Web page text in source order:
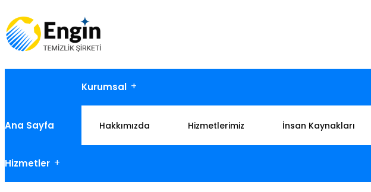
Ana Sayfa
Kurumsal
Hakkımızda Hizmetlerimiz İnsan Kaynakları
Hizmetler